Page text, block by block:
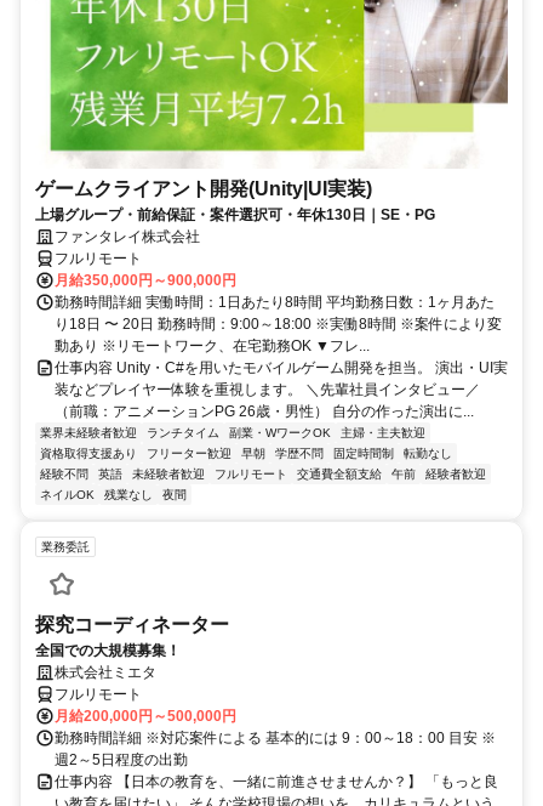
ゲームクライアント開発(Unity|UI実装)
上場グループ・前給保証・案件選択可・年休130日｜SE・PG
ファンタレイ株式会社
フルリモート
月給350,000円～900,000円
勤務時間詳細 実働時間：1日あたり8時間 平均勤務日数：1ヶ月あた
り18日 〜 20日 勤務時間：9:00～18:00 ※実働8時間 ※案件により変
動あり ※リモートワーク、在宅勤務OK ▼フレ...
仕事内容 Unity・C#を用いたモバイルゲーム開発を担当。 演出・UI実
装などプレイヤー体験を重視します。 ＼先輩社員インタビュー／
（前職：アニメーションPG 26歳・男性） 自分の作った演出に...
業界未経験者歓迎 ランチタイム 副業・WワークOK
主婦・主夫歓迎
資格取得支援あり
フリーター歓迎 早朝 学歴不問 固定時間制
転勤なし
経験不問
英語 未経験者歓迎 フルリモート 交通費全額支給 午前
経験者歓迎
ネイルOK
残業なし 夜間
業務委託
探究コーディネーター
全国での大規模募集！
株式会社ミエタ
フルリモート
月給200,000円～500,000円
勤務時間詳細 ※対応案件による 基本的には 9：00～18：00 目安 ※
週2～5日程度の出勤
仕事内容 【日本の教育を、一緒に前進させませんか？】 「もっと良